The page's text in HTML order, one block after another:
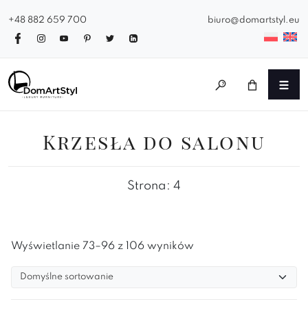
+48 882 659 700 biuro@domartstyl.eu
Krzesła do salonu
Strona: 4
Wyświetlanie 73–96 z 106 wyników